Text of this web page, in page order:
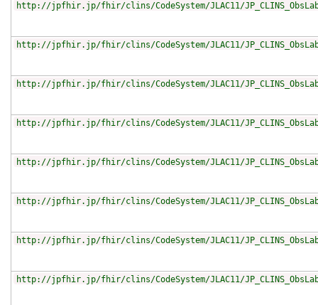
http://jpfhir.jp/fhir/clins/CodeSystem/JLAC11/
http://jpfhir.jp/fhir/clins/CodeSystem/JLAC11/
http://jpfhir.jp/fhir/clins/CodeSystem/JLAC11/
http://jpfhir.jp/fhir/clins/CodeSystem/JLAC11/
http://jpfhir.jp/fhir/clins/CodeSystem/JLAC11/
http://jpfhir.jp/fhir/clins/CodeSystem/JLAC11/
http://jpfhir.jp/fhir/clins/CodeSystem/JLAC11/
http://jpfhir.jp/fhir/clins/CodeSystem/JLAC11/